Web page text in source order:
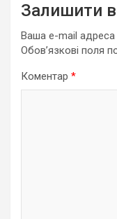
Залишити
Ваша e-mail
Обов’язкові поля
Коментар *